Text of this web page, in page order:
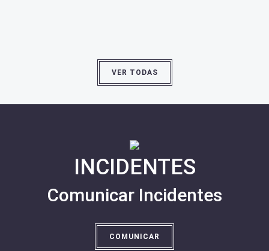
VER TODAS
INCIDENTES
Comunicar Incidentes
COMUNICAR